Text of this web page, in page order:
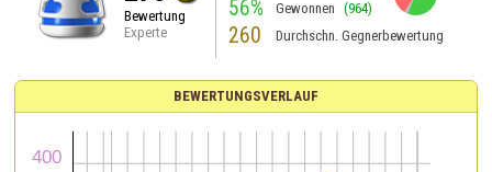
Bewertung
Experte
56% Gewonnen (964)
260 Durchschn. Gegnerbewertung
BEWERTUNGSVERLAUF